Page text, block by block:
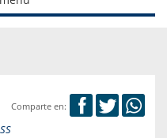
Comparte en: